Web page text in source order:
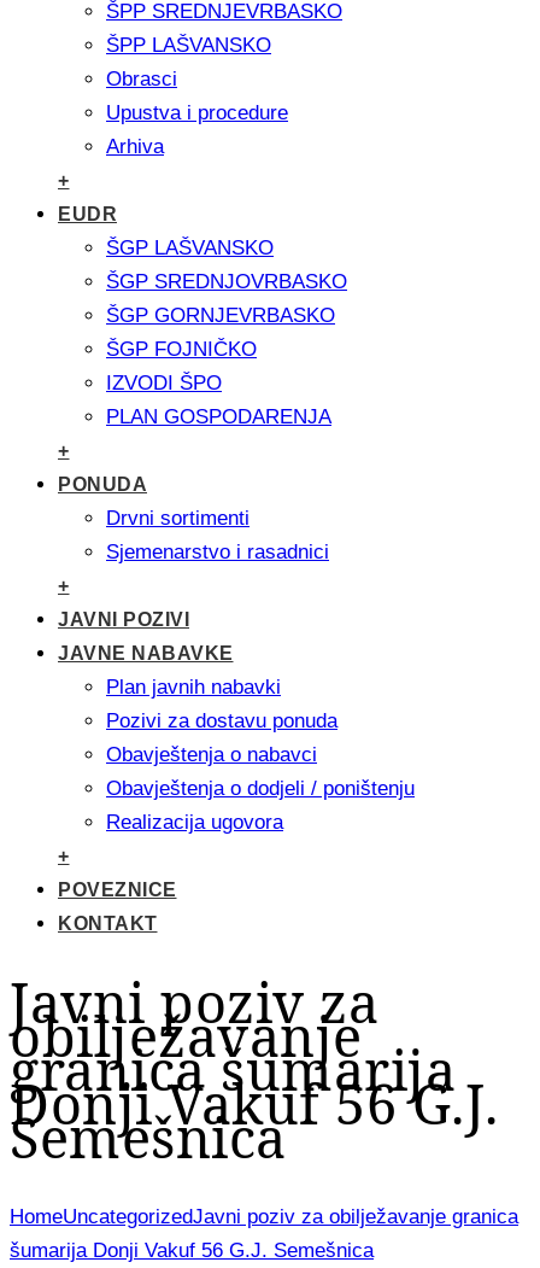
ŠPP SREDNJEVRBASKO
ŠPP LAŠVANSKO
Obrasci
Upustva i procedure
Arhiva
+
EUDR
ŠGP LAŠVANSKO
ŠGP SREDNJOVRBASKO
ŠGP GORNJEVRBASKO
ŠGP FOJNIČKO
IZVODI ŠPO
PLAN GOSPODARENJA
+
PONUDA
Drvni sortimenti
Sjemenarstvo i rasadnici
+
JAVNI POZIVI
JAVNE NABAVKE
Plan javnih nabavki
Pozivi za dostavu ponuda
Obavještenja o nabavci
Obavještenja o dodjeli / poništenju
Realizacija ugovora
+
POVEZNICE
KONTAKT
Javni poziv za
obilježavanje
granica šumarija
Donji Vakuf 56 G.J.
Semešnica
HomeUncategorizedJavni poziv za obilježavanje granica
šumarija Donji Vakuf 56 G.J. Semešnica